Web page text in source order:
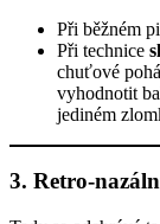
Při běžném
Při technice
chuťové
vyhodnotit
jediném
3. Retro-